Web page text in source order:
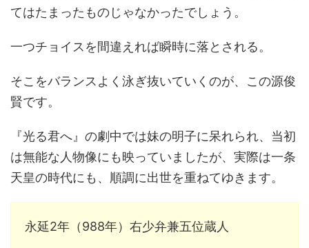
てはたまったものじゃなかったでしょう。
一つチョイスを間違えれば瞬時に落とされる。
そこをバランスよく泳ぎ抜いていくのが、この源俊
賢です。
『光る君へ』の劇中では妹の明子に呆れられ、当初
は無能な人物像にも映っていましたが、実際は一条
天皇の時代にも、順調に出世を重ねてゆきます。
永延2年（988年）右少弁兼五位蔵人